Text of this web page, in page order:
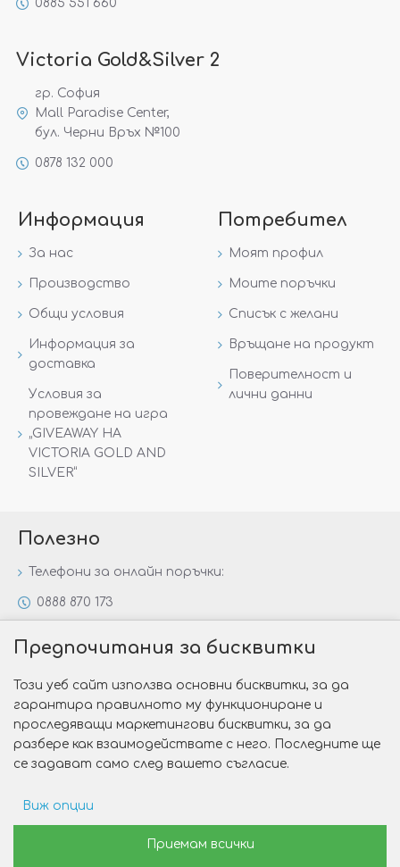
0885 551 660
Victoria Gold&Silver 2
гр. София
Mall Paradise Center,
бул. Черни Връх №100
0878 132 000
Информация
За нас
Производство
Общи условия
Информация за
доставка
Условия за
провеждане на игра
„GIVEAWAY НА
VICTORIA GOLD AND
SILVER“
Потребител
Моят профил
Моите поръчки
Списък с желани
Връщане на продукт
Поверителност и
лични данни
Полезно
Телефони за онлайн поръчки:
0888 870 173
Специални предложения
Защо да изберете Victoria Gold&Silver?
Как да изберем годежен пръстен?
Изработка на сайт от Web R Solution®
Предпочитания за бисквитки
Този уеб сайт използва основни бисквитки, за да
гарантира правилното му функциониране и
проследяващи маркетингови бисквитки, за да
разбере как взаимодействате с него. Последните ще
се задават само след вашето съгласие.
Виж опции
Рекламни предпочитанияПриемам всички